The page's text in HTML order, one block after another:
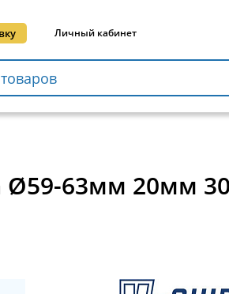
Личный кабинет
Ø59-63мм 20мм